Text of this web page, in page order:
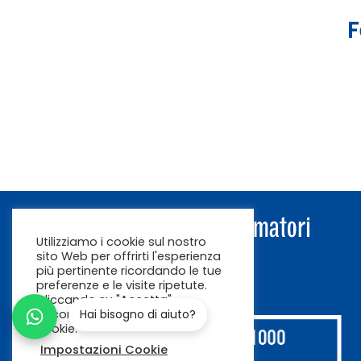
Utilizziamo i cookie sul nostro
sito Web per offrirti l'esperienza
più pertinente ricordando le tue
preferenze e le visite ripetute.
Cliccando su "Accetta"
acconsenti all'uso di TUTTI i
cookie.
Impostazioni Cookie
Hai bisogno di aiuto?